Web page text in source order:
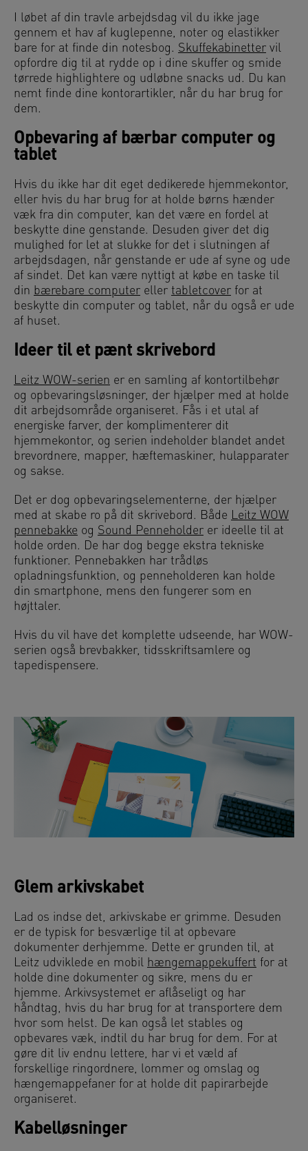
I løbet af din travle arbejdsdag vil du ikke jage
gennem et hav af kuglepenne, noter og elastikker
bare for at finde din notesbog. Skuffekabinetter vil
opfordre dig til at rydde op i dine skuffer og smide
tørrede highlightere og udløbne snacks ud. Du kan
nemt finde dine kontorartikler, når du har brug for
dem.
Opbevaring af bærbar computer og
tablet
Hvis du ikke har dit eget dedikerede hjemmekontor,
eller hvis du har brug for at holde børns hænder
væk fra din computer, kan det være en fordel at
beskytte dine genstande. Desuden giver det dig
mulighed for let at slukke for det i slutningen af
arbejdsdagen, når genstande er ude af syne og ude
af sindet. Det kan være nyttigt at købe en taske til
din bærebare computer eller tabletcover for at
beskytte din computer og tablet, når du også er ude
af huset.
Ideer til et pænt skrivebord
Leitz WOW-serien er en samling af kontortilbehør
og opbevaringsløsninger, der hjælper med at holde
dit arbejdsområde organiseret. Fås i et utal af
energiske farver, der komplimenterer dit
hjemmekontor, og serien indeholder blandet andet
brevordnere, mapper, hæftemaskiner, hulapparater
og sakse.
Det er dog opbevaringselementerne, der hjælper
med at skabe ro på dit skrivebord. Både Leitz WOW
pennebakke og Sound Penneholder er ideelle til at
holde orden. De har dog begge ekstra tekniske
funktioner. Pennebakken har trådløs
opladningsfunktion, og penneholderen kan holde
din smartphone, mens den fungerer som en
højttaler.
Hvis du vil have det komplette udseende, har WOW-
serien også brevbakker, tidsskriftsamlere og
tapedispensere.
Glem arkivskabet
Lad os indse det, arkivskabe er grimme. Desuden
er de typisk for besværlige til at opbevare
dokumenter derhjemme. Dette er grunden til, at
Leitz udviklede en mobil hængemappekuffert for at
holde dine dokumenter og sikre, mens du er
hjemme. Arkivsystemet er aflåseligt og har
håndtag, hvis du har brug for at transportere dem
hvor som helst. De kan også let stables og
opbevares væk, indtil du har brug for dem. For at
gøre dit liv endnu lettere, har vi et væld af
forskellige ringordnere, lommer og omslag og
hængemappefaner for at holde dit papirarbejde
organiseret.
Kabelløsninger